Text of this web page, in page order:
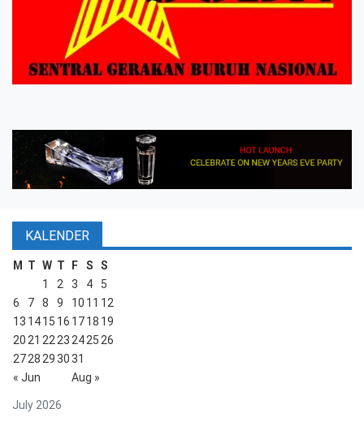
KALENDER
July 2026
M T W T F S S
« Jun Aug »
1 2 3 4
5
6
7 8 9 10 11 12
13 1415 16 1718 19
20 21 22 23 2425 26
2728 293031